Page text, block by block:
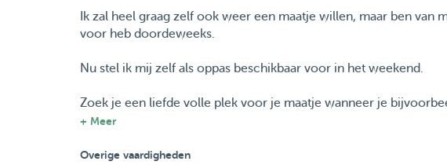
Ik zal heel graag zelf ook weer een maatje willen, maar ben van
voor heb doordeweeks.
Nu stel ik mij zelf als oppas beschikbaar voor in het weekend.
Zoek je een liefde volle plek voor je maatje wanneer je
gaat, waar een hond helaas niet mee naar toe kan.
Woon vlak bij een losloop gebied waar uw hond lekker kan
+ Meer
Overige vaardigheden